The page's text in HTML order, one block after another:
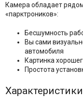
Камера обладает
«парктроников»:
Бесшумность
Вы сами
автомобиля
Картинка
Простота